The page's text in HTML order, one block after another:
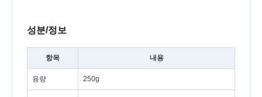
성분/정보
항목 내용
용량 250g